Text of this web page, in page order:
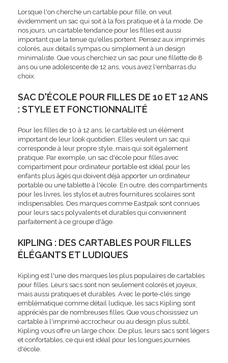
Lorsque l'on cherche un cartable pour fille, on veut
évidemment un sac qui soit à la fois pratique et à la mode. De
nos jours, un cartable tendance pour les filles est aussi
important que la tenue qu'elles portent. Pensez aux imprimés
colorés, aux détails sympas ou simplement à un design
minimaliste. Que vous cherchiez un sac pour une fillette de 8
ans ou une adolescente de 12 ans, vous avez l'embarras du
choix.
SAC D'ÉCOLE POUR FILLES DE 10 ET 12 ANS
: STYLE ET FONCTIONNALITÉ
Pour les filles de 10 à 12 ans, le cartable est un élément
important de leur look quotidien. Elles veulent un sac qui
corresponde à leur propre style, mais qui soit également
pratique. Par exemple, un sac d'école pour filles avec
compartiment pour ordinateur portable est idéal pour les
enfants plus âgés qui doivent déjà apporter un ordinateur
portable ou une tablette à l'école. En outre, des compartiments
pour les livres, les stylos et autres fournitures scolaires sont
indispensables. Des marques comme Eastpak sont connues
pour leurs sacs polyvalents et durables qui conviennent
parfaitement à ce groupe d'âge.
KIPLING : DES CARTABLES POUR FILLES
ÉLÉGANTS ET LUDIQUES
Kipling est l'une des marques les plus populaires de cartables
pour filles. Leurs sacs sont non seulement colorés et joyeux,
mais aussi pratiques et durables. Avec le porte-clés singe
emblématique comme détail ludique, les sacs Kipling sont
appréciés par de nombreuses filles. Que vous choisissiez un
cartable à l'imprimé accrocheur ou au design plus subtil,
Kipling vous offre un large choix. De plus, leurs sacs sont légers
et confortables, ce qui est idéal pour les longues journées
d'école.